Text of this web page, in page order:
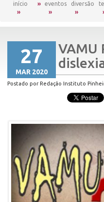
início eventos diversão
27
MAR 2020
VAMU
Postado por Redação Instituto